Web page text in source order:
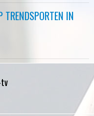
TRENDSPORTEN IN